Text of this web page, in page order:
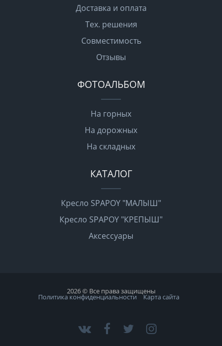
Доставка и оплата
Тех. решения
Совместимость
Отзывы
ФОТОАЛЬБОМ
На горных
На дорожных
На складных
КАТАЛОГ
Кресло SPAPOY "МАЛЫШ"
Кресло SPAPOY "КРЕПЫШ"
Аксессуары
2026 © Все права защищены
Политика конфиденциальности Карта сайта